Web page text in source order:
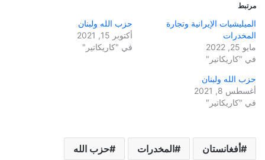
مرتبط
الميليشيات الإيرانية وتجارة
المخدرات
مايو 25, 2022
في "كاريكاتير"
حزب الله ولبنان
أكتوبر 15, 2021
في "كاريكاتير"
حزب الله ولبنان
أغسطس 8, 2021
في "كاريكاتير"
أفغانستان المخدرات حزب الله